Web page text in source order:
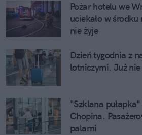
Pożar hotelu we
uciekało w
nie żyje
Dzień tygodnia z
lotniczymi. Już
"Szklana
Chopina.
palarni